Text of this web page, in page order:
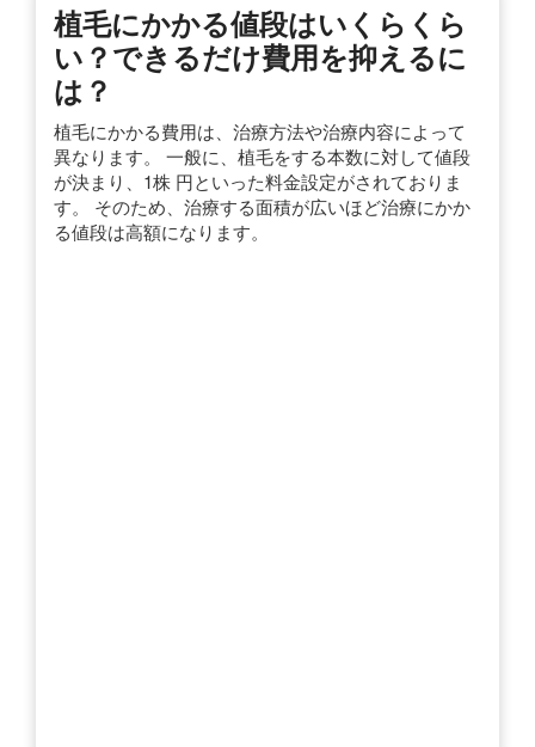
植毛にかかる値段はいくらくら
い？できるだけ費用を抑えるに
は？
植毛にかかる費用は、治療方法や治療内容によって
異なります。 一般に、植毛をする本数に対して値段
が決まり、1株 円といった料金設定がされておりま
す。 そのため、治療する面積が広いほど治療にかか
る値段は高額になります。